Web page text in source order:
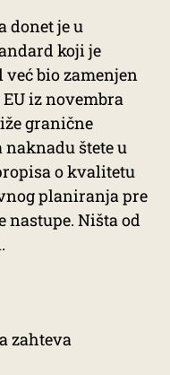
donet je u
koji je
bio zamenjen
iz novembra
granične
štete u
o kvalitetu
planiranja pre
nastupe. Ništa od
zahteva